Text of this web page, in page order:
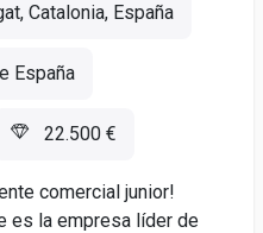
Catalonia, España
España
22.500 €
comercial junior!
es la empresa líder de